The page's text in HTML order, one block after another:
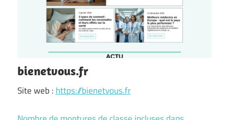
bienetvous.fr
Site web : https://bienetvous.fr